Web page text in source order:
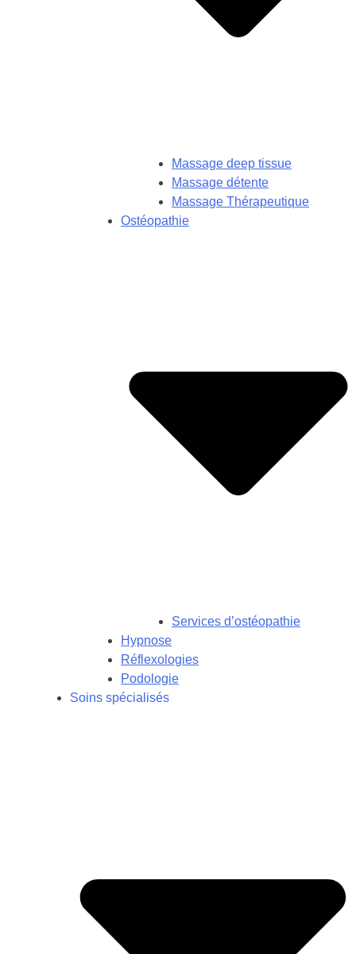
Massage deep tissue
Massage détente
Massage Thérapeutique
Ostéopathie
Services d’ostéopathie
Hypnose
Réflexologies
Podologie
Soins spécialisés